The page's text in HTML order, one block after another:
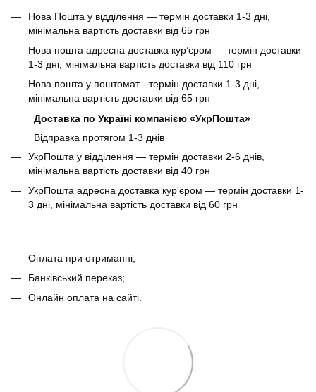
Нова Пошта у відділення — термін доставки 1-3 дні,
мінімальна вартість доставки від 65 грн
Нова пошта адресна доставка курʼєром — термін доставки
1-3 дні, мінімальна вартість доставки від 110 грн
Нова пошта у поштомат - термін доставки 1-3 дні,
мінімальна вартість доставки від 65 грн
Доставка по Україні компанією «УкрПошта»
Відправка протягом 1-3 днів
УкрПошта у відділення — термін доставки 2-6 днів,
мінімальна вартість доставки від 40 грн
УкрПошта адресна доставка курʼєром — термін доставки 1-
3 дні, мінімальна вартість доставки від 60 грн
Оплата при отриманні;
Банківський переказ;
Онлайн оплата на сайті.